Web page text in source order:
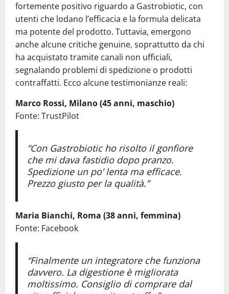
fortemente positivo riguardo a Gastrobiotic, con
utenti che lodano l’efficacia e la formula delicata
ma potente del prodotto. Tuttavia, emergono
anche alcune critiche genuine, soprattutto da chi
ha acquistato tramite canali non ufficiali,
segnalando problemi di spedizione o prodotti
contraffatti. Ecco alcune testimonianze reali:
Marco Rossi, Milano (45 anni, maschio)
Fonte: TrustPilot
“Con Gastrobiotic ho risolto il gonfiore
che mi dava fastidio dopo pranzo.
Spedizione un po’ lenta ma efficace.
Prezzo giusto per la qualità.”
Maria Bianchi, Roma (38 anni, femmina)
Fonte: Facebook
“Finalmente un integratore che funziona
davvero. La digestione è migliorata
moltissimo. Consiglio di comprare dal